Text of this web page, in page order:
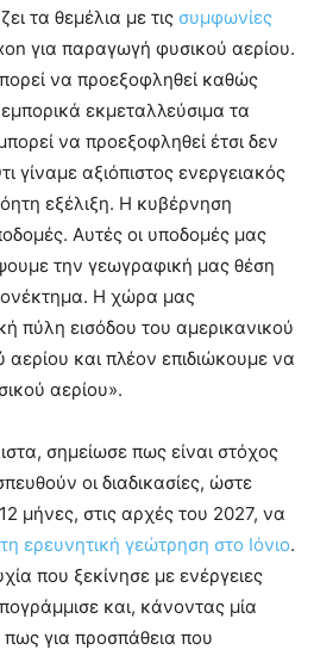
τα θεμέλια με τις συμφωνίες
για παραγωγή φυσικού αερίου.
να προεξοφληθεί καθώς
εμπορικά εκμεταλλεύσιμα τα
να προεξοφληθεί έτσι δεν
γίναμε αξιόπιστος ενεργειακός
εξέλιξη. Η κυβέρνηση
Αυτές οι υποδομές μας
την γεωγραφική μας θέση
Η χώρα μας
πύλη εισόδου του αμερικανικού
και πλέον επιδιώκουμε να
αερίου».
σημείωσε πως είναι στόχος
οι διαδικασίες, ώστε
μήνες, στις αρχές του 2027, να
ερευνητική γεώτρηση στο Ιόνιο.
που ξεκίνησε με ενέργειες
και, κάνοντας μία
για προσπάθεια που